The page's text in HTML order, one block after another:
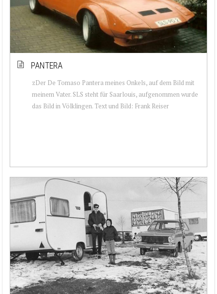
PANTERA
zDer De Tomaso Pantera meines Onkels, auf dem Bild mit
meinem Vater. SLS steht für Saarlouis, aufgenommen wurde
das Bild in Völklingen. Text und Bild: Frank Reiser